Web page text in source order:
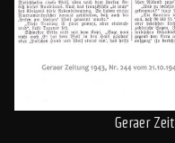
Geraer